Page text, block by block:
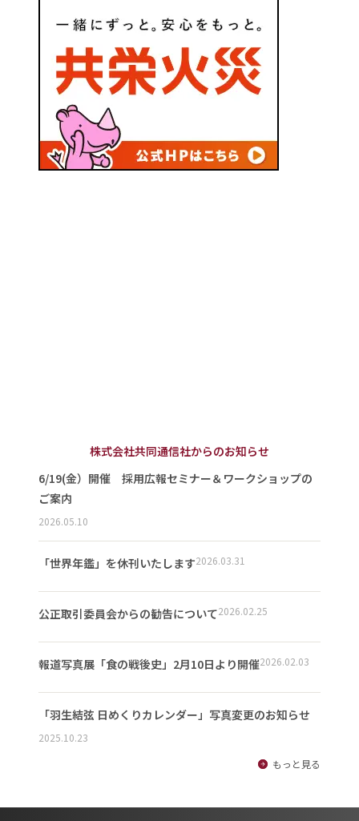
株式会社共同通信社からのお知らせ
6/19(金）開催 採用広報セミナー＆ワークショップの
ご案内
2026.05.10
「世界年鑑」を休刊いたします2026.03.31
公正取引委員会からの勧告について2026.02.25
報道写真展「食の戦後史」2月10日より開催2026.02.03
「羽生結弦 日めくりカレンダー」写真変更のお知らせ
2025.10.23
もっと見る